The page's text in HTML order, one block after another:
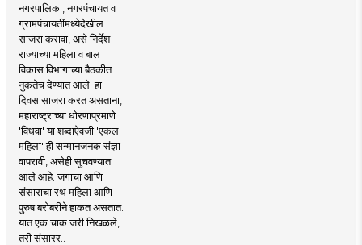
नगरपालिका, नगरपंचायत व
ग्रामपंचायतींमध्येदेखील
साजरा करावा, असे निर्देश
राज्याच्या महिला व बाल
विकास विभागाच्या बैठकीत
नुकतेच देण्यात आले. हा
दिवस साजरा करत असताना,
महाराष्ट्राच्या धोरणाप्रमाणे
'विधवा' या शब्दाऐवजी 'एकल
महिला' ही सन्मानजनक संज्ञा
वापरावी, असेही सुचवण्यात
आले आहे. जगाचा आणि
संसाराचा रथ महिला आणि
पुरुष बरोबरीने हाकत असतात.
यात एक चाक जरी निखळले,
तरी संसारर..